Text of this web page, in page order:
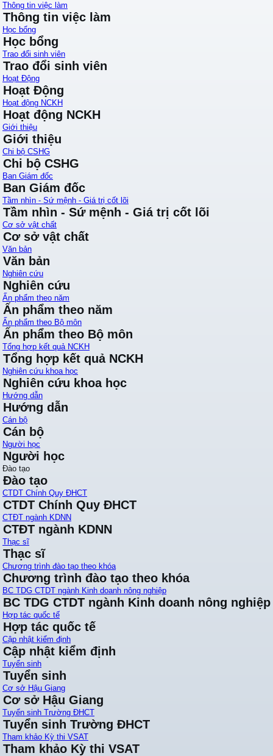
Thông tin việc làm
Thông tin việc làm
Học bổng
Học bổng
Trao đổi sinh viên
Trao đổi sinh viên
Hoạt Động
Hoạt Động
Hoạt động NCKH
Hoạt động NCKH
Giới thiệu
Giới thiệu
Chi bộ CSHG
Chi bộ CSHG
Ban Giám đốc
Ban Giám đốc
Tầm nhìn - Sứ mệnh - Giá trị cốt lõi
Tầm nhìn - Sứ mệnh - Giá trị cốt lõi
Cơ sở vật chất
Cơ sở vật chất
Văn bản
Văn bản
Nghiên cứu
Nghiên cứu
Ấn phẩm theo năm
Ấn phẩm theo năm
Ấn phẩm theo Bộ môn
Ấn phẩm theo Bộ môn
Tổng hợp kết quả NCKH
Tổng hợp kết quả NCKH
Nghiên cứu khoa học
Nghiên cứu khoa học
Hướng dẫn
Hướng dẫn
Cán bộ
Cán bộ
Người học
Người học
Đào tạo
Đào tạo
CTDT Chính Quy ĐHCT
CTDT Chính Quy ĐHCT
CTĐT ngành KDNN
CTĐT ngành KDNN
Thạc sĩ
Thạc sĩ
Chương trình đào tạo theo khóa
Chương trình đào tạo theo khóa
BC TDG CTDT ngành Kinh doanh nông nghiệp
BC TDG CTDT ngành Kinh doanh nông nghiệp
Hợp tác quốc tế
Hợp tác quốc tế
Cập nhật kiểm định
Cập nhật kiểm định
Tuyển sinh
Tuyển sinh
Cơ sở Hậu Giang
Cơ sở Hậu Giang
Tuyển sinh Trường ĐHCT
Tuyển sinh Trường ĐHCT
Tham khảo Kỳ thi VSAT
Tham khảo Kỳ thi VSAT